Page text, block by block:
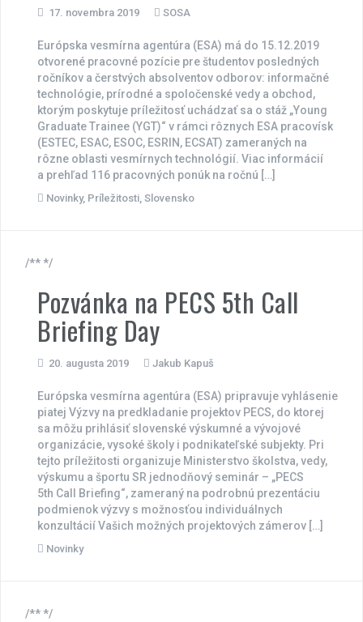
17. novembra 2019 SOSA
Európska vesmírna agentúra (ESA) má do 15.12.2019
otvorené pracovné pozície pre študentov posledných
ročníkov a čerstvých absolventov odborov: informačné
technológie, prírodné a spoločenské vedy a obchod,
ktorým poskytuje príležitosť uchádzať sa o stáž „Young
Graduate Trainee (YGT)“ v rámci rôznych ESA pracovísk
(ESTEC, ESAC, ESOC, ESRIN, ECSAT) zameraných na
rôzne oblasti vesmírnych technológií. Viac informácií
a prehľad 116 pracovných ponúk na ročnú […]
Novinky, Príležitosti, Slovensko
/** */
Pozvánka na PECS 5th Call
Briefing Day
20. augusta 2019 Jakub Kapuš
Európska vesmírna agentúra (ESA) pripravuje vyhlásenie
piatej Výzvy na predkladanie projektov PECS, do ktorej
sa môžu prihlásiť slovenské výskumné a vývojové
organizácie, vysoké školy i podnikateľské subjekty. Pri
tejto príležitosti organizuje Ministerstvo školstva, vedy,
výskumu a športu SR jednodňový seminár – „PECS
5th Call Briefing“, zameraný na podrobnú prezentáciu
podmienok výzvy s možnosťou individuálnych
konzultácií Vašich možných projektových zámerov […]
Novinky
/** */